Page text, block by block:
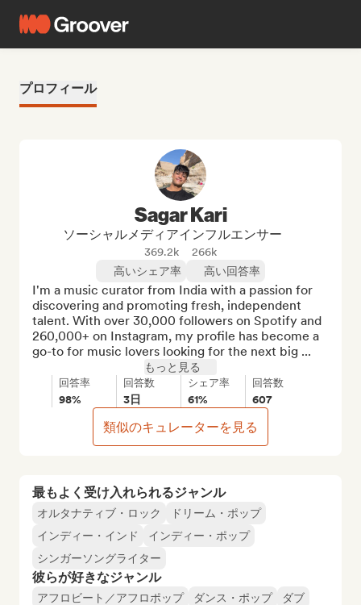
プロフィール
最もよく受け入れられるジャンル
オルタナティブ・ロック
ドリーム・ポップ
インディー・インド
インディー・ポップ
シンガーソングライター
彼らが好きなジャンル
アフロビート／アフロポップ ダンス・ポップ
ダブ
Sagar Kari
ソーシャルメディアインフルエンサー
369.2k
266k
高いシェア率
高い回答率
I'm a music curator from India with a passion for
discovering and promoting fresh, independent
talent. With over 30,000 followers on Spotify and
260,000+ on Instagram, my profile has become a
go-to for music lovers looking for the next big ...
もっと見る
回答率
98%
回答数
3日
シェア率
61%
回答数
607
類似のキュレーターを見る